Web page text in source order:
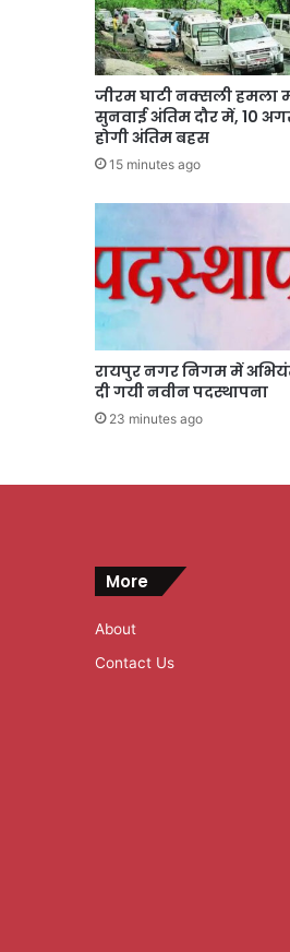
जीरम घाटी नक्सली हमला
सुनवाई अंतिम दौर में, 10
होगी अंतिम बहस
15 minutes ago
रायपुर नगर निगम में
दी गयी नवीन पदस्थापना
23 minutes ago
More
About
Contact Us